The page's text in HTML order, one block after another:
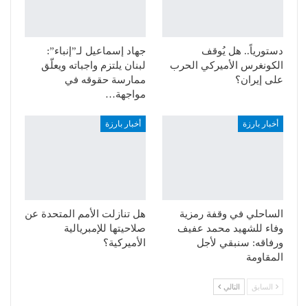
دستورياً.. هل يُوقف
الكونغرس الأميركي الحرب
على إيران؟
جهاد إسماعيل لـ”إنباء”:
لبنان يلتزم واجباته ويعلّق
ممارسة حقوقه في
مواجهة…
أخبار بارزة
الساحلي في وقفة رمزية
وفاء للشهيد محمد عفيف
ورفاقه: سنبقي لأجل
المقاومة
أخبار بارزة
هل تنازلت الأمم المتحدة عن
صلاحيتها للإمبريالية
الأميركية؟
السابق التالي